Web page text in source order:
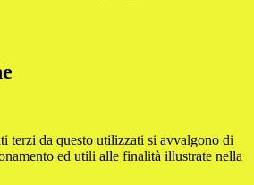
terzi da questo utilizzati si avvalgono di
ed utili alle finalità illustrate nella